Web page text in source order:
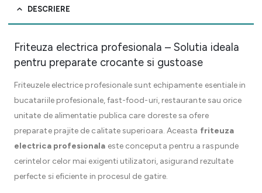
DESCRIERE
Friteuza electrica profesionala – Solutia ideala
pentru preparate crocante si gustoase
Friteuzele electrice profesionale sunt echipamente esentiale in
bucatariile profesionale, fast-food-uri, restaurante sau orice
unitate de alimentatie publica care doreste sa ofere
preparate prajite de calitate superioara. Aceasta friteuza
electrica profesionala este conceputa pentru a raspunde
cerintelor celor mai exigenti utilizatori, asigurand rezultate
perfecte si eficiente in procesul de gatire.